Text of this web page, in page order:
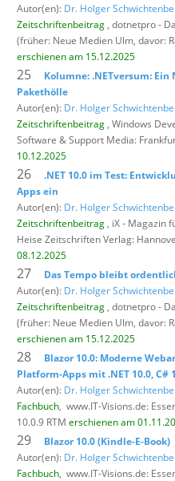
Autor(en): Dr. Holger
Zeitschriftenbeitrag , dotnetpro -
(früher: Neue Medien Ulm, davor:
erschienen am 15.12.2025
25
Kolumne: .NETversum:
Pakethölle
Autor(en): Dr. Holger
Zeitschriftenbeitrag , Windows
Software & Support Media:
10.12.2025
26
.NET 10.0 im Test:
Apps ein
Autor(en): Dr. Holger
Zeitschriftenbeitrag , iX - Magazin
Heise Zeitschriften Verlag:
08.12.2025
27
Das Tempo bleibt
Autor(en): Dr. Holger
Zeitschriftenbeitrag , dotnetpro -
(früher: Neue Medien Ulm, davor:
erschienen am 15.12.2025
28
Blazor 10.0: Moderne
Platform-Apps mit .NET 10.0, C#
Autor(en): Dr. Holger
Fachbuch, www.IT-Visions.de:
10.0.9 RTM erschienen am
29
Blazor 10.0 (Kindle-E-Book)
Autor(en): Dr. Holger
Fachbuch, www.IT-Visions.de: